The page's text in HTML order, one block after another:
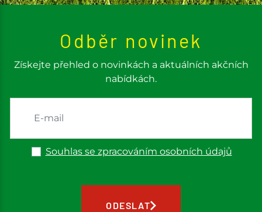
Odběr novinek
Získejte přehled o novinkách a aktuálních akčních
nabídkách.
Souhlas se zpracováním osobních údajů
ODESLAT